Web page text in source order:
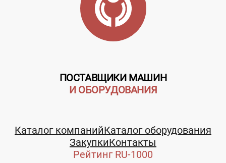
E-mail:
atanskiy@list.ru
ПОСТАВЩИКИ МАШИН
И ОБОРУДОВАНИЯ
Каталог компанийКаталог оборудования
ЗакупкиКонтакты
Рейтинг RU-1000